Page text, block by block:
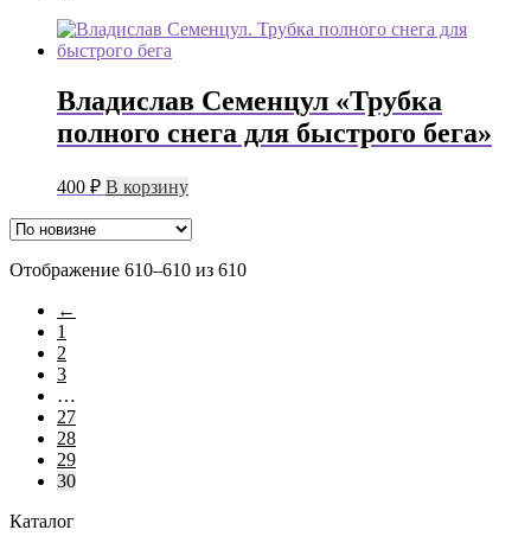
Владислав Семенцул «Трубка
полного снега для быстрого бега»
400 ₽ В корзину
Отображение 610–610 из 610Сортировка:
←
1
2
3
…
27
28
29
30
Каталог